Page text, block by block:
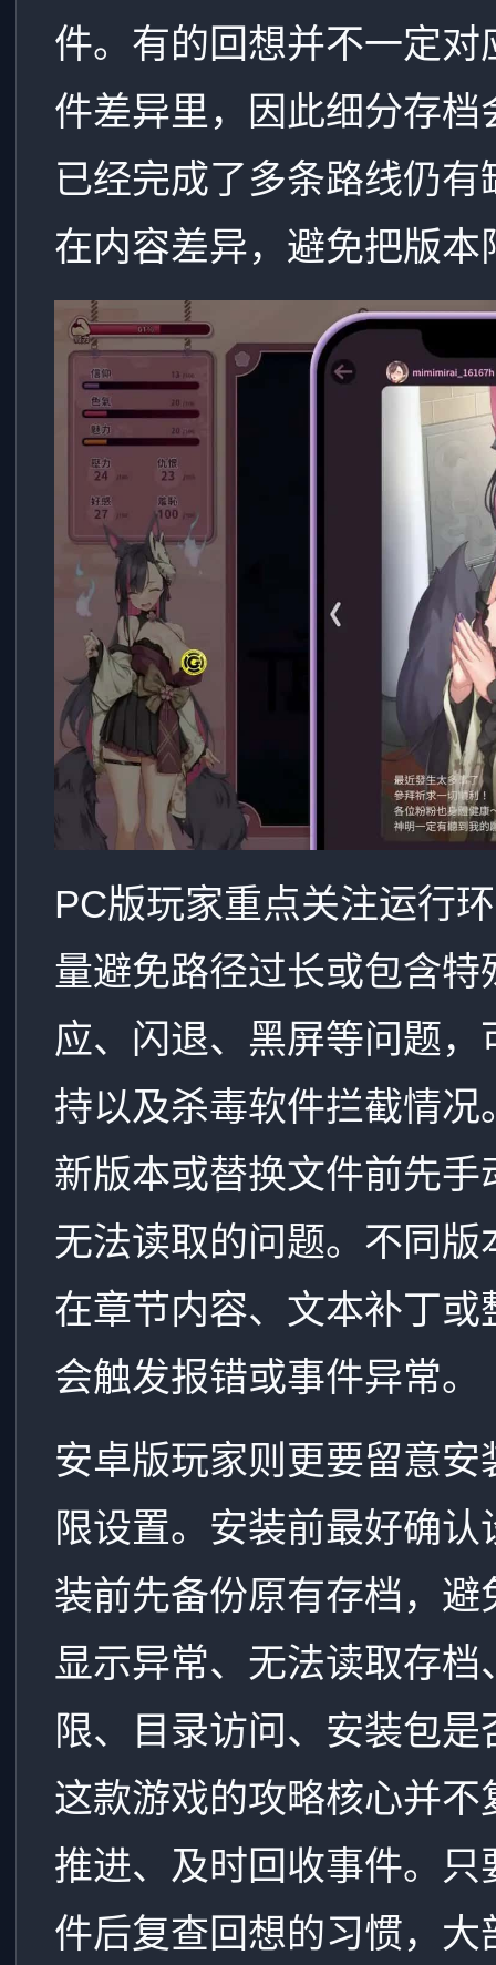
件。有的回想并不一定
件差异里，因此细分存
已经完成了多条路线仍
在内容差异，避免把版
PC版玩家重点关注运行
量避免路径过长或包含
应、闪退、黑屏等问题
持以及杀毒软件拦截情
新版本或替换文件前先
无法读取的问题。不同
在章节内容、文本补丁
会触发报错或事件异常。
安卓版玩家则更要留意
限设置。安装前最好确
装前先备份原有存档，
显示异常、无法读取存
限、目录访问、安装包
这款游戏的攻略核心并
推进、及时回收事件。
件后复查回想的习惯，